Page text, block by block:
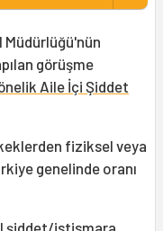
Müdürlüğü'nün
görüşme
Aile İçi Şiddet
fiziksel veya
genelinde oranı